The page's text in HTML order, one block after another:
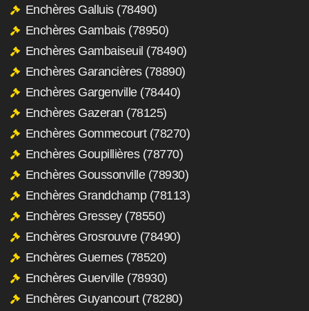
Enchères Galluis (78490)
Enchères Gambais (78950)
Enchères Gambaiseuil (78490)
Enchères Garancières (78890)
Enchères Gargenville (78440)
Enchères Gazeran (78125)
Enchères Gommecourt (78270)
Enchères Goupillières (78770)
Enchères Goussonville (78930)
Enchères Grandchamp (78113)
Enchères Gressey (78550)
Enchères Grosrouvre (78490)
Enchères Guernes (78520)
Enchères Guerville (78930)
Enchères Guyancourt (78280)